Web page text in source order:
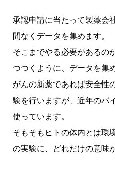
承認申請に当たって製薬会
間なくデータを集めます。
そこまでやる必要があるの
つつくように、データを集
がんの新薬であれば安全性
験を行いますが、近年のバ
使っています。
そもそもヒトの体内とは環
の実験に、どれだけの意味